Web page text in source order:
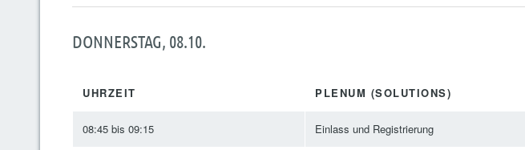
DONNERSTAG, 08.10.
UHRZEIT PLENUM (SOLUTIONS)
08:45 bis 09:15 Einlass und Registrierung